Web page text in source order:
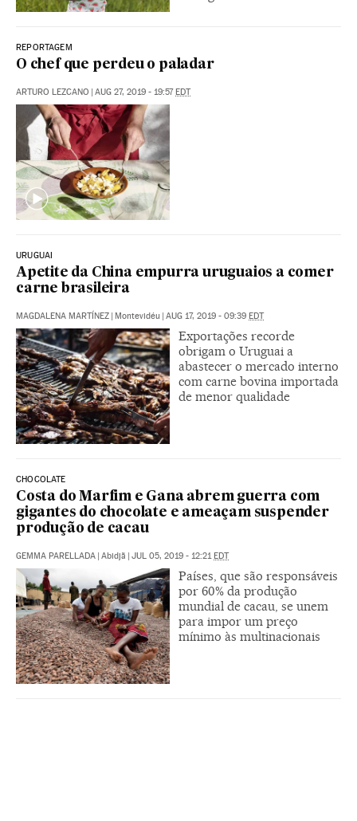
REPORTAGEM
O chef que perdeu o paladar
ARTURO LEZCANO | AUG 27, 2019 - 19:57EDT
URUGUAI
Apetite da China empurra uruguaios a comer
carne brasileira
MAGDALENA MARTÍNEZ | Montevidéu | AUG 17, 2019 - 09:39 EDT
Exportações recorde
obrigam o Uruguai a
abastecer o mercado interno
com carne bovina importada
de menor qualidade
CHOCOLATE
Costa do Marfim e Gana abrem guerra com
gigantes do chocolate e ameaçam suspender
produção de cacau
GEMMA PARELLADA | Abidjã | JUL 05, 2019 - 12:21EDT
Países, que são responsáveis
por 60% da produção
mundial de cacau, se unem
para impor um preço
mínimo às multinacionais